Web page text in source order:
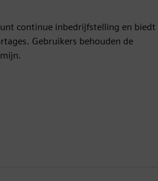
continue inbedrijfstelling en biedt
Gebruikers behouden de